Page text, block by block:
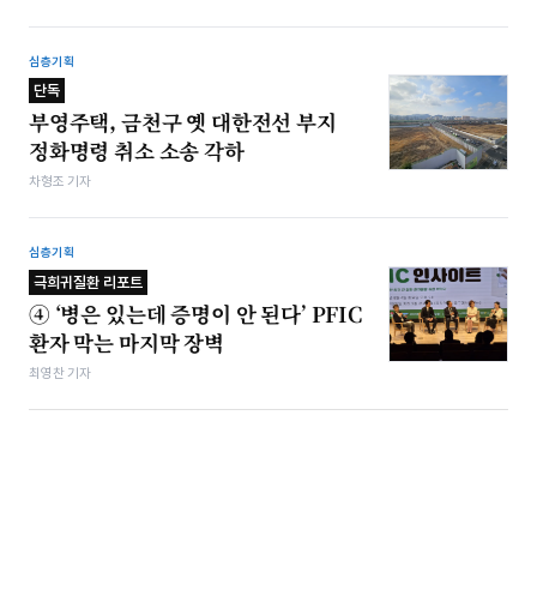
심층기획
단독
부영주택, 금천구 옛 대한전선 부지
정화명령 취소 소송 각하
차형조 기자
심층기획
극희귀질환 리포트
④ ‘병은 있는데 증명이 안 된다’ PFIC
환자 막는 마지막 장벽
최영찬 기자